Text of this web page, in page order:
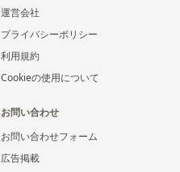
運営会社
プライバシーポリシー
利用規約
Cookieの使用について
お問い合わせ
お問い合わせフォーム
広告掲載